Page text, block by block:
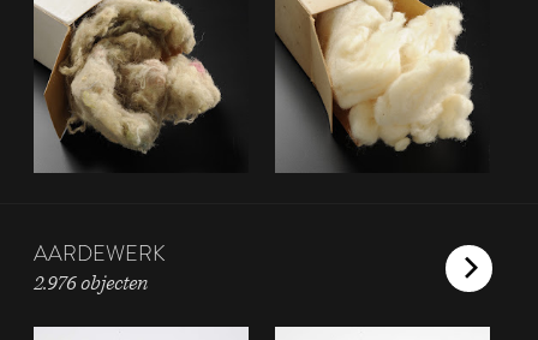
AARDEWERK
2.976 objecten